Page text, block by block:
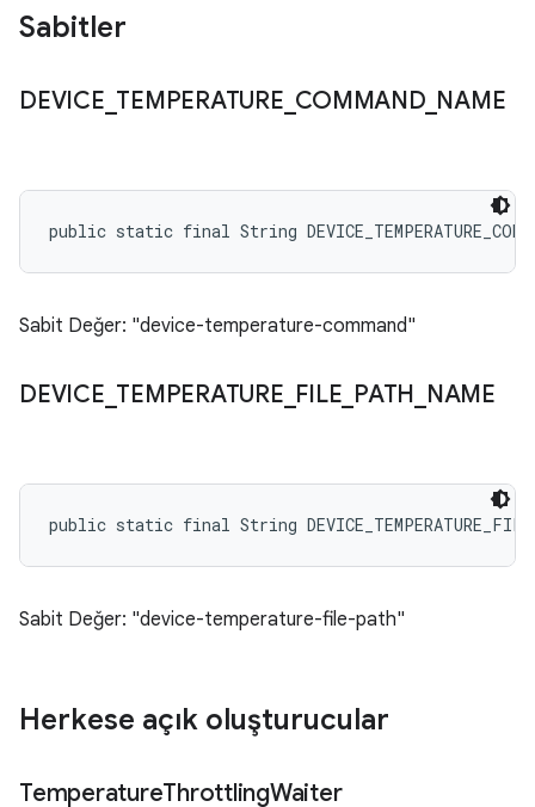
Sabitler
DEVICE TEMPERATURE COMMAND_ NAME
public static final String
Sabit Değer: "device-temperature-command"
DEVICE TEMPERATURE FILE PATH NAME
public static final String
Sabit Değer: "device-temperature-file-path"
Herkese açık oluşturucular
TemperatureThrottlingWaiter